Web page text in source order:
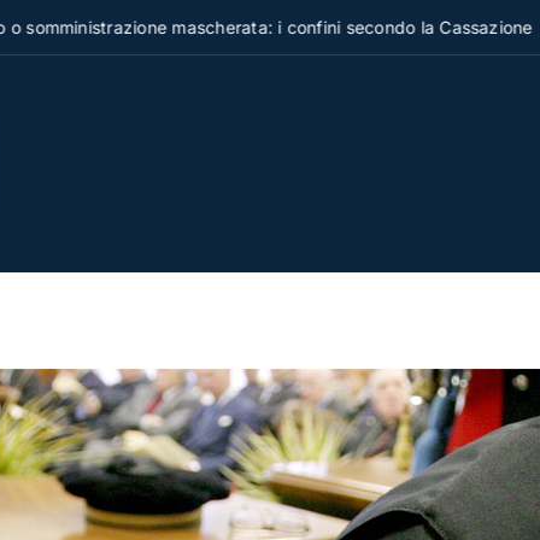
mascherata: i confini secondo la Cassazione